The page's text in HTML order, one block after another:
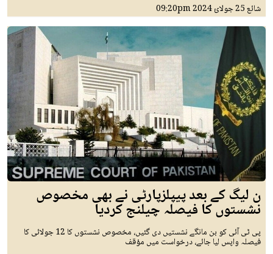
شائع25 جولائ 2024 09:20pm
ن لیگ کے بعد پیپلزپارٹی نے بھی مخصوص
نشستوں کا فیصلہ چیلنج کردیا
پی ٹی آئی کو بن مانگے نشستیں دی گئیں، مخصوص نشستوں کا 12 جولائی کا
فیصلہ واپس لیا جائے، درخواست میں مؤقف